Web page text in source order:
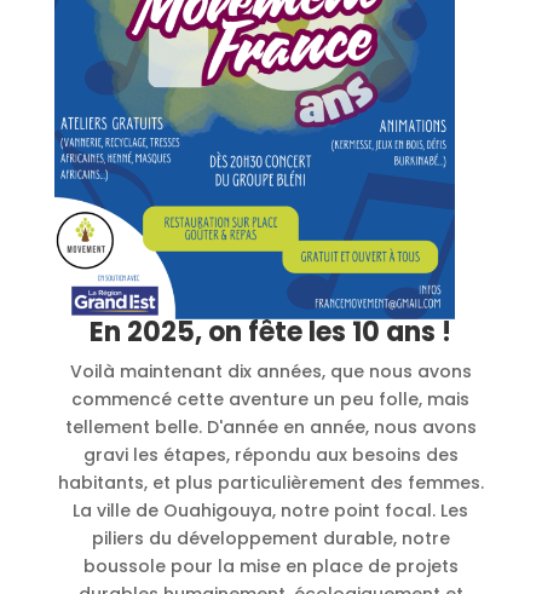
En 2025, on fête les 10 ans !
Voilà maintenant dix années, que nous avons
commencé cette aventure un peu folle, mais
tellement belle. D'année en année, nous avons
gravi les étapes, répondu aux besoins des
habitants, et plus particulièrement des femmes.
La ville de Ouahigouya, notre point focal. Les
piliers du développement durable, notre
boussole pour la mise en place de projets